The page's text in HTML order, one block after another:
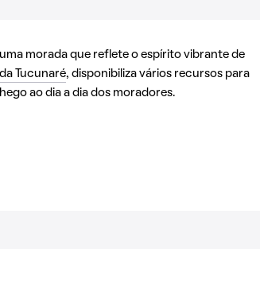
morada que reflete o espírito vibrante de
Tucunaré, disponibiliza vários recursos para
ao dia a dia dos moradores.